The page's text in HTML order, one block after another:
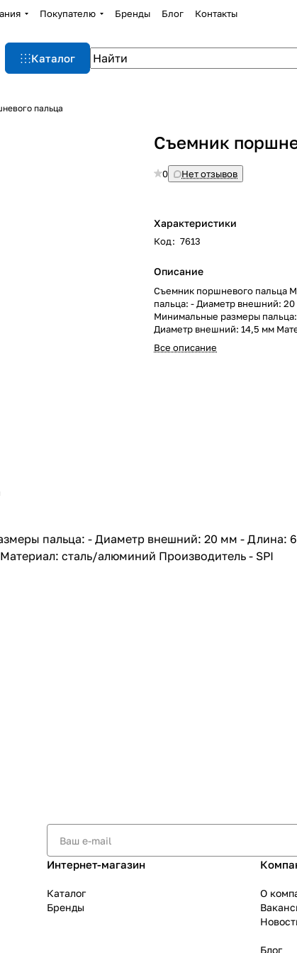
Покупателю Бренды Блог Контакты
Каталог
пальца
Съемник
0 Нет отзывов
Характеристики
Код: 7613
Описание
Съемник поршневого пальца
пальца: - Диаметр внешний:
Минимальные размеры
Диаметр внешний: 14,5 мм
Производитель - SPI
Все описание
пальца: - Диаметр внешний: 20 мм -
сталь/алюминий Производитель - SPI
Интернет-магазин
Каталог
Бренды
О
Блог